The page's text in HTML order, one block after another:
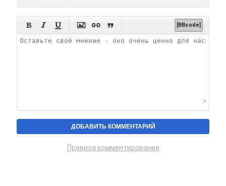
      [BBcode]
Правила комментирования